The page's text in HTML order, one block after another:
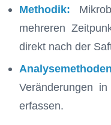
Methodik:
mehreren
direkt nach der
Veränderungen
erfassen.